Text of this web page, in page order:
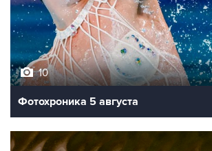
10
Фотохроника 5 августа